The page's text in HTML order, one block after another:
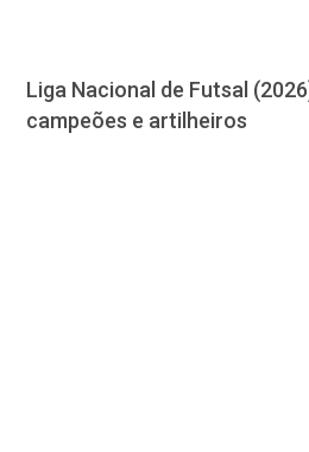
Liga Nacional de Futsal
campeões e artilheiros